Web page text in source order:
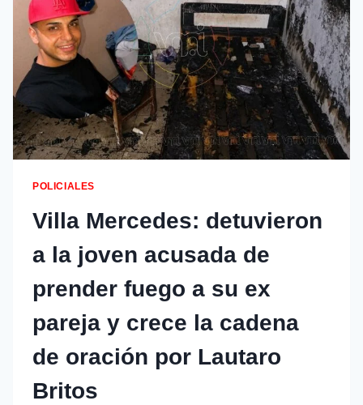
POLICIALES
Villa Mercedes: detuvieron
a la joven acusada de
prender fuego a su ex
pareja y crece la cadena
de oración por Lautaro
Britos